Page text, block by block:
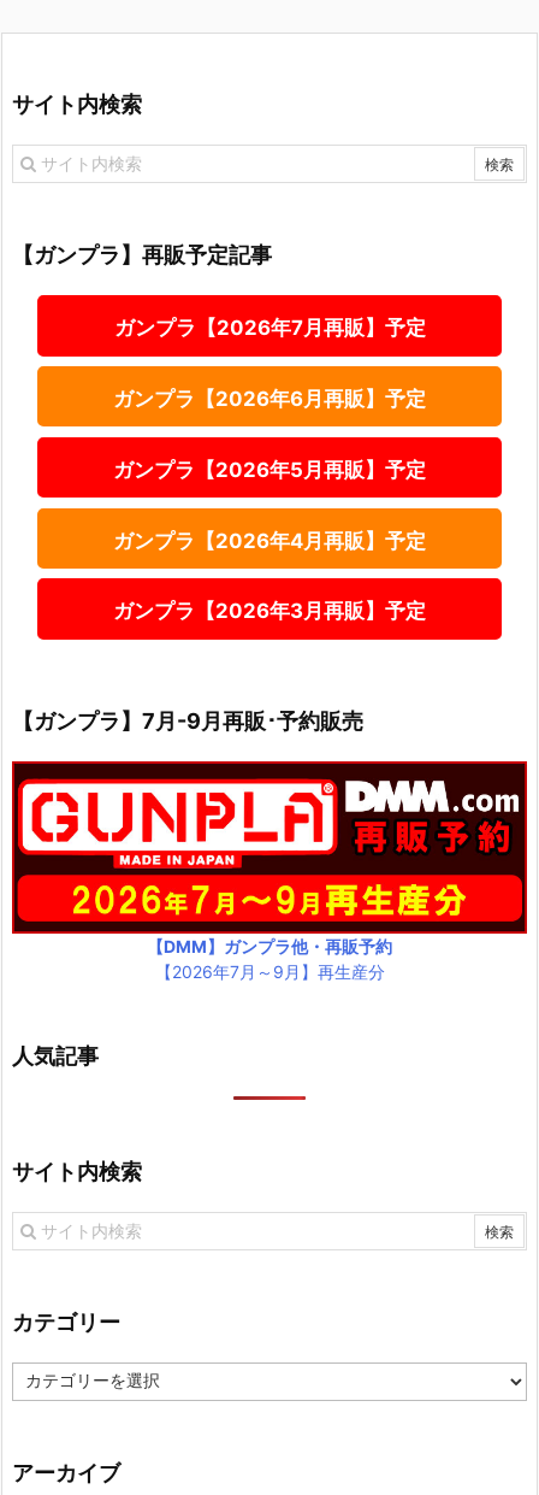
サイト内検索
【ガンプラ】再販予定記事
ガンプラ【2026年7月再販】予定
ガンプラ【2026年6月再販】予定
ガンプラ【2026年5月再販】予定
ガンプラ【2026年4月再販】予定
ガンプラ【2026年3月再販】予定
【ガンプラ】7月-9月再販･予約販売
【DMM】ガンプラ他・再販予約
【2026年7月～9月】再生産分
人気記事
サイト内検索
カテゴリー
カ
テ
ー
アーカイブ